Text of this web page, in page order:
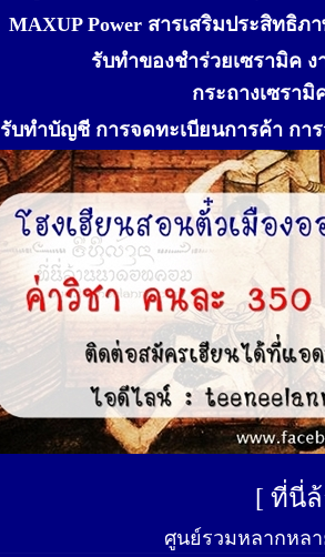
MAXUP Power สารเสริมประสิทธิ
รับทำของชำร่วยเซรามิค
กระถางเซรา
รับทำบัญชี การจดทะเบียนการค้า กา
[ ที่นี่
ศูนย์รวมหลากหลา